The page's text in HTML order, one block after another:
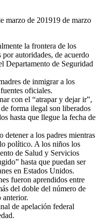
marzo de 201919 de marzo
la frontera de los
autoridades, de acuerdo
Departamento de Seguridad
de inmigrar a los
oficiales.
con el “atrapar y dejar ir”,
forma ilegal son liberados
hasta que llegue la fecha de
a los padres mientras
político. A los niños los
de Salud y Servicios
hasta que puedan ser
en Estados Unidos.
fueron aprendidos entre
del doble del número de
anterior.
de apelación federal